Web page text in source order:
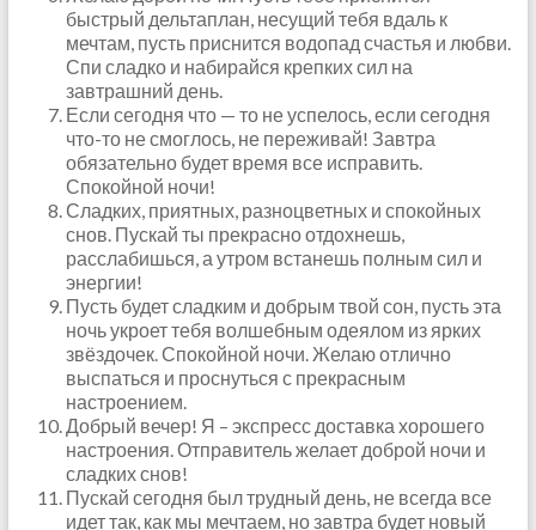
быстрый дельтаплан, несущий тебя вдаль к
мечтам, пусть приснится водопад счастья и любви.
Спи сладко и набирайся крепких сил на
завтрашний день.
Если сегодня что — то не успелось, если сегодня
что-то не смоглось, не переживай! Завтра
обязательно будет время все исправить.
Спокойной ночи!
Сладких, приятных, разноцветных и спокойных
снов. Пускай ты прекрасно отдохнешь,
расслабишься, а утром встанешь полным сил и
энергии!
Пусть будет сладким и добрым твой сон, пусть эта
ночь укроет тебя волшебным одеялом из ярких
звёздочек. Спокойной ночи. Желаю отлично
выспаться и проснуться с прекрасным
настроением.
Добрый вечер! Я – экспресс доставка хорошего
настроения. Отправитель желает доброй ночи и
сладких снов!
Пускай сегодня был трудный день, не всегда все
идет так, как мы мечтаем, но завтра будет новый